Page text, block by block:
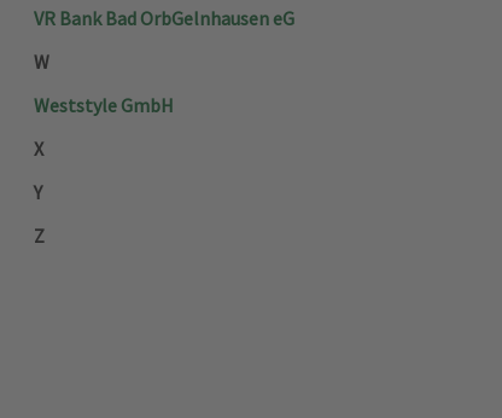
VR Bank Bad Orb­Gelnhausen eG
W
Weststyle GmbH
X
Y
Z